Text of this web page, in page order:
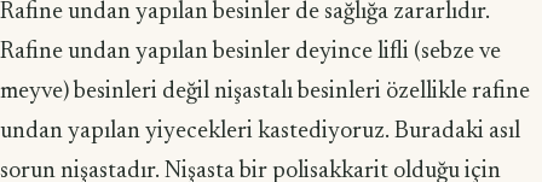
Rafine undan yapılan besinler de sağlığa zararlıdır.
Rafine undan yapılan besinler deyince lifli (sebze ve
meyve) besinleri değil nişastalı besinleri özellikle rafine
undan yapılan yiyecekleri kastediyoruz. Buradaki asıl
sorun nişastadır. Nişasta bir polisakkarit olduğu için